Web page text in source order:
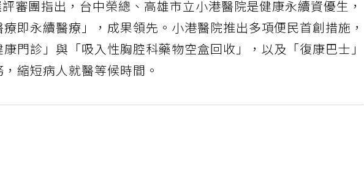
審團指出，台中榮總、高雄市立小港醫院是健康永續資優生，
即永續醫療」，成果領先。小港醫院推出多項便民首創措施，
門診」與「吸入性胸腔科藥物空盒回收」，以及「復康巴士」
縮短病人就醫等候時間。